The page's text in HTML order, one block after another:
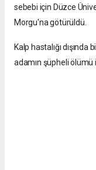
sebebi için Düzce
Morgu'na götürüldü.
Kalp hastalığı dışında
adamın şüpheli ölümü